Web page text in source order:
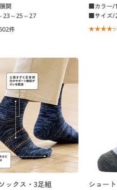
開
～25～27
件
■カラー/
■サイズ/
ックス・3足組
ショー